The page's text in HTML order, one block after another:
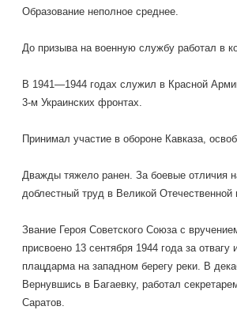
Образование неполное среднее.
До призыва на военную службу работал в
В 1941—1944 годах служил в Красной
3-м Украинских фронтах.
Принимал участие в обороне Кавказа,
Дважды тяжело ранен. За боевые отличия
доблестный труд в Великой
Звание Героя Советского Союза с
присвоено 13 сентября 1944 года за
плацдарма на западном берегу реки. В
Вернувшись в Багаевку, работал
Саратов.